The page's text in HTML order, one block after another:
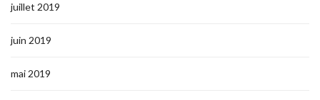
juillet 2019
juin 2019
mai 2019